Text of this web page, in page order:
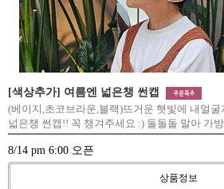
[색상추가] 여름엔 넓은챙 썬캡
(베이지,초코브라운,블랙)뜨거운 햇빛에 내얼
넓은챙 썬캡!! 꼭 챙겨주세요 :) 돌돌돌 말아 가
8/14 pm 6:00 오픈
상품정보